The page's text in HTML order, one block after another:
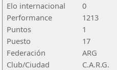
Elo internacional
0
Performance
1213
Puntos
1
Puesto
17
Federación
ARG
Club/Ciudad
C.A.R.G.